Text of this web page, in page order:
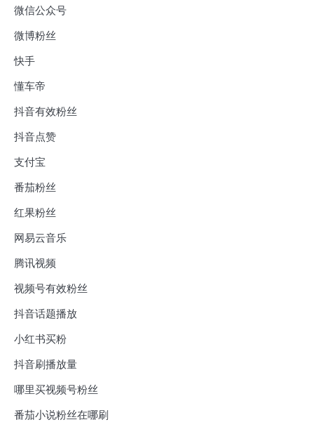
微信公众号
微博粉丝
快手
懂车帝
抖音有效粉丝
抖音点赞
支付宝
番茄粉丝
红果粉丝
网易云音乐
腾讯视频
视频号有效粉丝
抖音话题播放
小红书买粉
抖音刷播放量
哪里买视频号粉丝
番茄小说粉丝在哪刷